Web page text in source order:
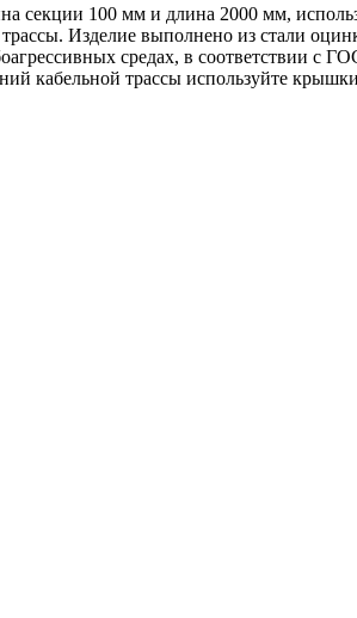
100 мм и длина 2000 мм,
Изделие выполнено из стали
средах, в соответствии с
кабельной трассы используйте